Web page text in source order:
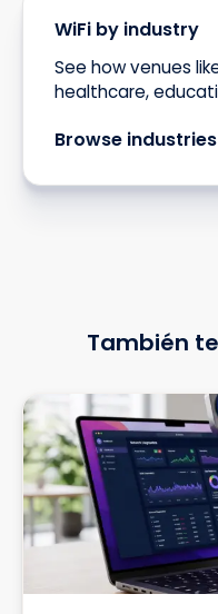
WiFi by industry
See how venues
healthcare,
Browse
También